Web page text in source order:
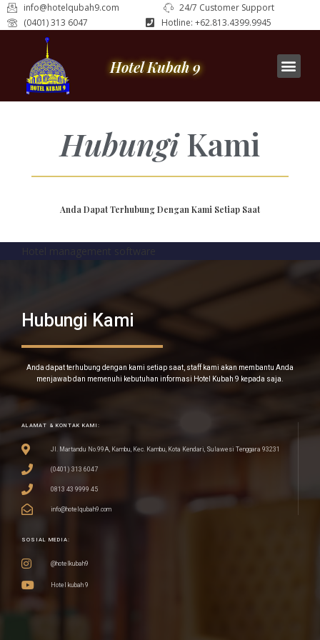
info@hotelqubah9.com
24/7 Customer Support
(0401) 313 6047
Hotline: +62.813.4399.9945
Hotel Kubah 9
HubungiKami
Anda Dapat Terhubung Dengan Kami Setiap Saat
Hubungi Kami
Anda dapat terhubung dengan kami setiap saat, staff kami akan membantu Anda
menjawab dan memenuhi kebutuhan informasi Hotel Kubah 9 kepada saja.
ALAMAT & KONTAK KAMI:
Jl. Martandu No.99A, Kambu, Kec. Kambu, Kota Kendari, Sulawesi Tenggara 93231
(0401) 313 6047
0813 43 9999 45
info@hotelqubah9.com
SOSIAL MEDIA:
@hotelkubah9
Hotel kubah 9